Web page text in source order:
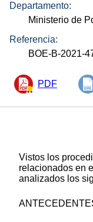
Departamento:
Ministerio de
Referencia:
BOE-B-2021-
PDF
Vistos los
relacionados en
analizados los